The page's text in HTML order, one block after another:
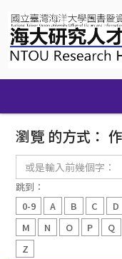
navigation
瀏覽 的方式：
跳到：
0-9
A B C D
M
N O P Q
Z